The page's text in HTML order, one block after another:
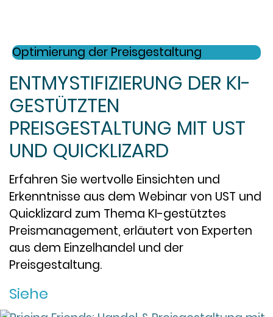
Optimierung der Preisgestaltung
ENTMYSTIFIZIERUNG DER KI-
GESTÜTZTEN
PREISGESTALTUNG MIT UST
UND QUICKLIZARD
Erfahren Sie wertvolle Einsichten und
Erkenntnisse aus dem Webinar von UST und
Quicklizard zum Thema KI-gestütztes
Preismanagement, erläutert von Experten
aus dem Einzelhandel und der
Preisgestaltung.
Siehe